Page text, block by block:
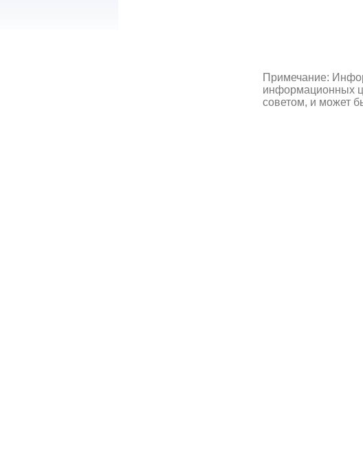
Примечание:
информационных
советом, и может